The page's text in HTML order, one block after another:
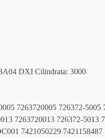
DXI Cilindrata: 3000
7263720005 726372-
7263720013 726372-5013
7421050229